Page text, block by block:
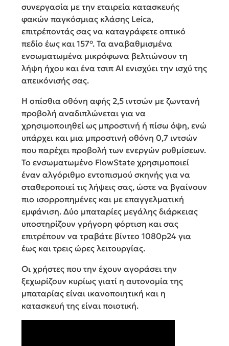
συνεργασία με την εταιρεία κατασκευής
φακών παγκόσμιας κλάσης Leica,
επιτρέποντάς σας να καταγράφετε οπτικό
πεδίο έως και 157°. Τα αναβαθμισμένα
ενσωματωμένα μικρόφωνα βελτιώνουν τη
λήψη ήχου και ένα τσιπ AI ενισχύει την ισχύ της
απεικόνισής σας.
Η οπίσθια οθόνη αφής 2,5 ιντσών με ζωντανή
προβολή αναδιπλώνεται για να
χρησιμοποιηθεί ως μπροστινή ή πίσω όψη, ενώ
υπάρχει και μια μπροστινή οθόνη 0,7 ιντσών
που παρέχει προβολή των ενεργών ρυθμίσεων.
Το ενσωματωμένο FlowState χρησιμοποιεί
έναν αλγόριθμο εντοπισμού σκηνής για να
σταθεροποιεί τις λήψεις σας, ώστε να βγαίνουν
πιο ισορροπημένες και με επαγγελματική
εμφάνιση. Δύο μπαταρίες μεγάλης διάρκειας
υποστηρίζουν γρήγορη φόρτιση και σας
επιτρέπουν να τραβάτε βίντεο 1080p24 για
έως και τρεις ώρες λειτουργίας.
Οι χρήστες που την έχουν αγοράσει την
ξεχωρίζουν κυρίως γιατί η αυτονομία της
μπαταρίας είναι ικανοποιητική και η
κατασκευή της είναι ποιοτική.